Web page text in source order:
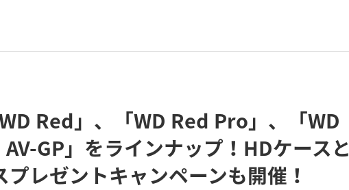
Red」、「WD Red Pro」、「WD
GP」をラインナップ！HDケースと
レゼントキャンペーンも開催！